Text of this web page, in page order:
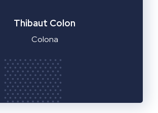
Thibaut Colon
Colona